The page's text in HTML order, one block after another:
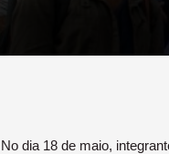
No dia 18 de maio,